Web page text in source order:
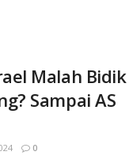
Malah Bidik
Sampai AS
0